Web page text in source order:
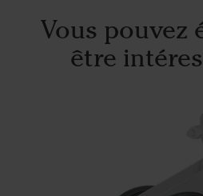
Vous pouvez
être